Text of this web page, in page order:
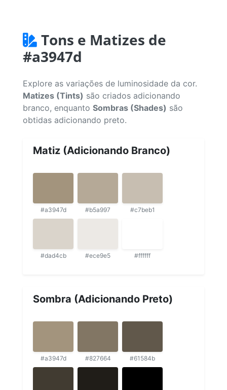
Tons e Matizes de
#a3947d
Explore as variações de luminosidade da cor.
Matizes (Tints) são criados adicionando
branco, enquanto Sombras (Shades) são
obtidas adicionando preto.
Matiz (Adicionando Branco)
#a3947d #b5a997 #c7beb1
#dad4cb #ece9e5 #ffffff
Sombra (Adicionando Preto)
#a3947d #827664 #61584b